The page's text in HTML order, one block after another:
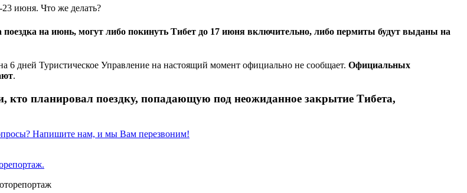
июня. Что же делать?
на июнь, могут либо покинуть Тибет до 17 июня включительно, либо пермиты будут выданы на
6 дней Туристическое Управление на настоящий момент официально не сообщает. Официальных
.
планировал поездку, попадающую под неожиданное закрытие Тибета,
Напишите нам, и мы Вам перезвоним!